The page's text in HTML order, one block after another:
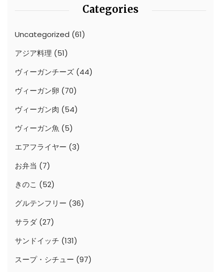
Categories
Uncategorized (61)
アジア料理 (51)
ヴィーガンチーズ (44)
ヴィーガン卵 (70)
ヴィーガン肉 (54)
ヴィーガン魚 (5)
エアフライヤー (3)
お弁当 (7)
きのこ (52)
グルテンフリー (36)
サラダ (27)
サンドイッチ (131)
スープ・シチュー (97)